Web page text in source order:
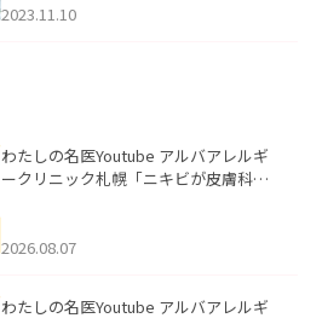
2023.11.10
わたしの名医Youtube アルバアレルギ
ークリニック札幌「ニキビが皮膚科で
ました。
2026.08.07
わたしの名医Youtube アルバアレルギ